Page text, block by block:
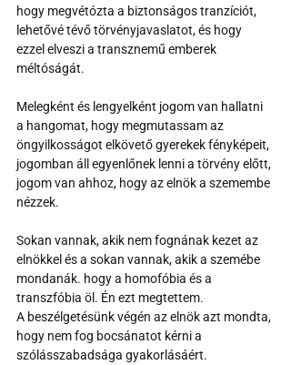
hogy megvétózta a biztonságos tranzíciót,
lehetővé tévő törvényjavaslatot, és hogy
ezzel elveszi a transznemű emberek
méltóságát.
Melegként és lengyelként jogom van hallatni
a hangomat, hogy megmutassam az
öngyilkosságot elkövető gyerekek fényképeit,
jogomban áll egyenlőnek lenni a törvény előtt,
jogom van ahhoz, hogy az elnök a szemembe
nézzek.
Sokan vannak, akik nem fognának kezet az
elnökkel és a sokan vannak, akik a szemébe
mondanák. hogy a homofóbia és a
transzfóbia öl. Én ezt megtettem.
A beszélgetésünk végén az elnök azt mondta,
hogy nem fog bocsánatot kérni a
szólásszabadsága gyakorlásáért.